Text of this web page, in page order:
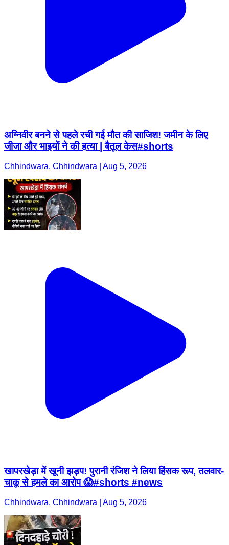
अग्निवीर बनने से पहले रची गई मौत की साजिश! जमीन के लिए
जीजा और भाइयों ने की हत्या | बैतूल केस#shorts
Chhindwara, Chhindwara | Aug 5, 2026
खापरखेड़ा में खूनी झड़प! पुरानी रंजिश ने लिया हिंसक रूप, तलवार-
चाकू से हमले का आरोप 😱#shorts #news
Chhindwara, Chhindwara | Aug 5, 2026